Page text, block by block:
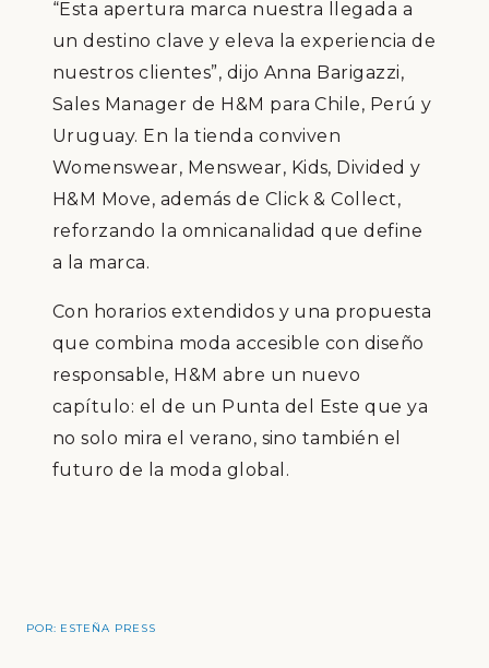
“Esta apertura marca nuestra llegada a
un destino clave y eleva la experiencia de
nuestros clientes”, dijo Anna Barigazzi,
Sales Manager de H&M para Chile, Perú y
Uruguay. En la tienda conviven
Womenswear, Menswear, Kids, Divided y
H&M Move, además de Click & Collect,
reforzando la omnicanalidad que define
a la marca.
Con horarios extendidos y una propuesta
que combina moda accesible con diseño
responsable, H&M abre un nuevo
capítulo: el de un Punta del Este que ya
no solo mira el verano, sino también el
futuro de la moda global.
POR: ESTEÑA PRESS